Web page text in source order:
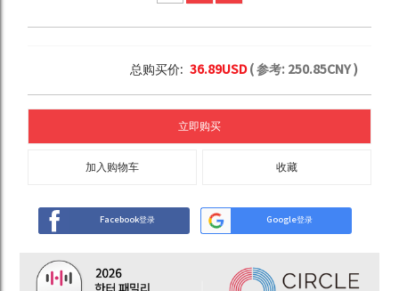
总购买价: 36.89USD( 参考: 250.85CNY )
立即购买
加入购物车 收藏
Facebook登录 Google登录